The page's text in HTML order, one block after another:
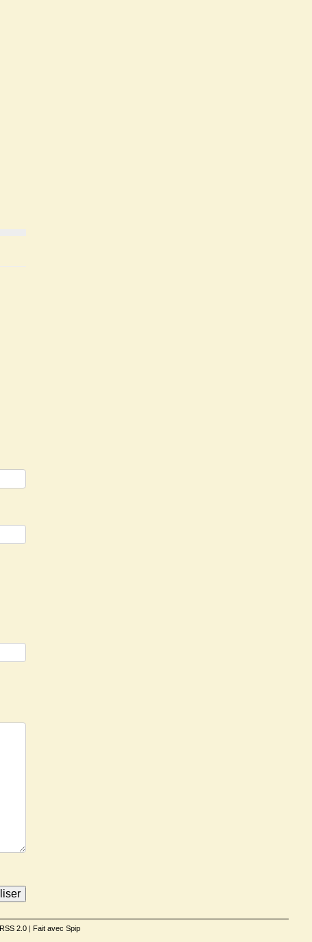
RSS 2.0 Fait avec Spip